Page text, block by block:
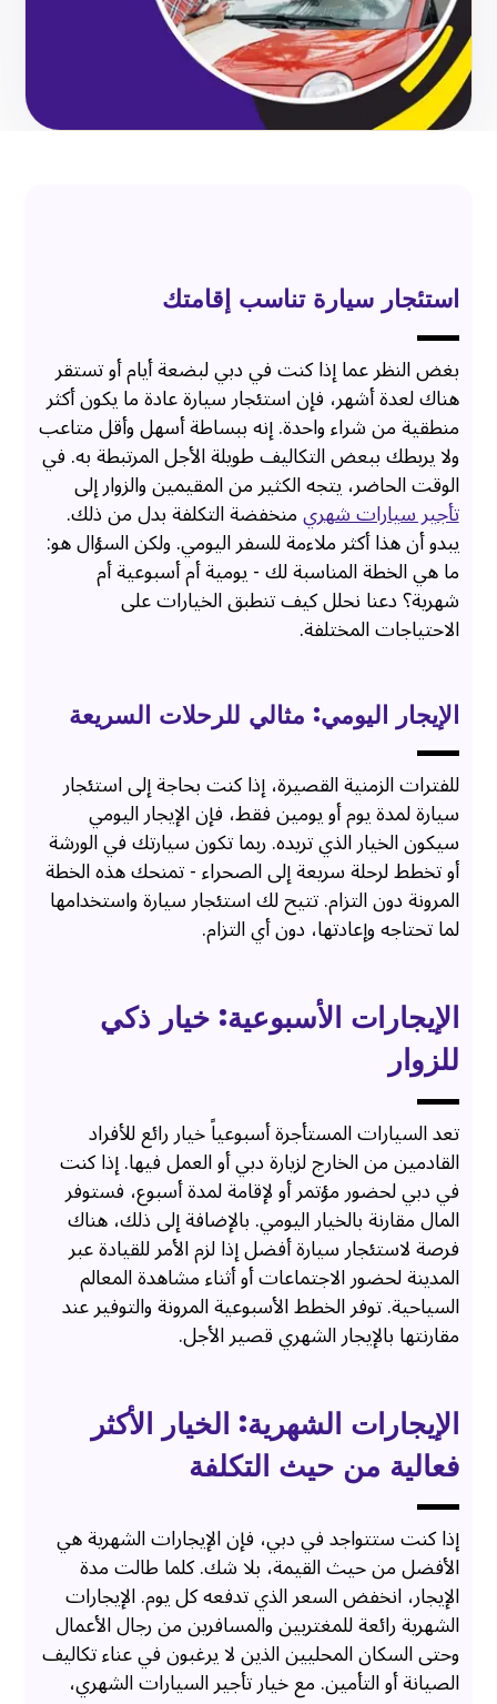
استئجار سيارة تناسب إقامتك
بغض النظر عما إذا كنت في دبي لبضعة أيام أو تستقر
هناك لعدة أشهر، فإن استئجار سيارة عادة ما يكون أكثر
منطقية من شراء واحدة. إنه ببساطة أسهل وأقل متاعب
ولا يربطك ببعض التكاليف طويلة الأجل المرتبطة به. في
الوقت الحاضر، يتجه الكثير من المقيمين والزوار إلى
تأجير سيارات شهريمنخفضة التكلفة بدل من ذلك.
يبدو أن هذا أكثر ملاءمة للسفر اليومي. ولكن السؤال هو:
ما هي الخطة المناسبة لك - يومية أم أسبوعية أم
شهرية؟ دعنا نحلل كيف تنطبق الخيارات على
الاحتياجات المختلفة.
الإيجار اليومي: مثالي للرحلات السريعة
للفترات الزمنية القصيرة، إذا كنت بحاجة إلى استئجار
سيارة لمدة يوم أو يومين فقط، فإن الإيجار اليومي
سيكون الخيار الذي تريده. ربما تكون سيارتك في الورشة
أو تخطط لرحلة سريعة إلى الصحراء - تمنحك هذه الخطة
المرونة دون التزام. تتيح لك استئجار سيارة واستخدامها
لما تحتاجه وإعادتها، دون أي التزام.
الإيجارات الأسبوعية: خيار ذكي
للزوار
تعد السيارات المستأجرة أسبوعياً خيار رائع للأفراد
القادمين من الخارج لزيارة دبي أو العمل فيها. إذا كنت
في دبي لحضور مؤتمر أو لإقامة لمدة أسبوع، فستوفر
المال مقارنة بالخيار اليومي. بالإضافة إلى ذلك، هناك
فرصة لاستئجار سيارة أفضل إذا لزم الأمر للقيادة عبر
المدينة لحضور الاجتماعات أو أثناء مشاهدة المعالم
السياحية. توفر الخطط الأسبوعية المرونة والتوفير عند
مقارنتها بالإيجار الشهري قصير الأجل.
الإيجارات الشهرية: الخيار الأكثر
فعالية من حيث التكلفة
إذا كنت ستتواجد في دبي، فإن الإيجارات الشهرية هي
الأفضل من حيث القيمة، بلا شك. كلما طالت مدة
الإيجار، انخفض السعر الذي تدفعه كل يوم. الإيجارات
الشهرية رائعة للمغتربين والمسافرين من رجال الأعمال
وحتى السكان المحليين الذين لا يرغبون في عناء تكاليف
الصيانة أو التأمين. مع خيار تأجير السيارات الشهري،